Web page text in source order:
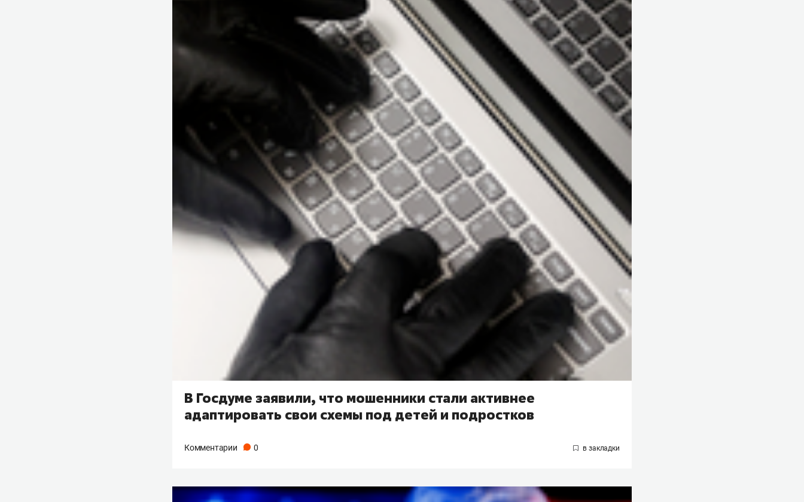
В Госдуме заявили, что мошенники стали активнее
адаптировать свои схемы под детей и подростков
Комментарии 0